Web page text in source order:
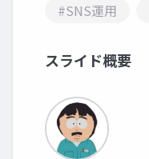
#SNS運用
スライド概要